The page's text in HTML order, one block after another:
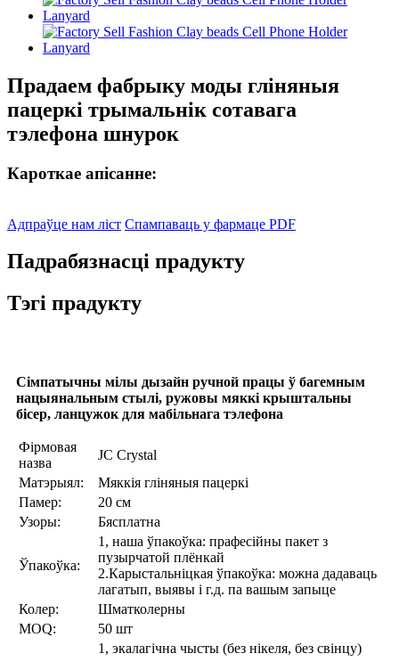
Прадаем фабрыку моды гліняныя
пацеркі трымальнік сотавага
тэлефона шнурок
Кароткае апісанне:
Адпраўце нам ліст Спампаваць у фармаце PDF
Падрабязнасці прадукту
Тэгі прадукту
Сімпатычны мілы дызайн ручной працы ў багемным
нацыянальным стылі, ружовы мяккі крыштальны
бісер, ланцужок для мабільнага тэлефона
Фірмовая
назва
JC Crystal
Матэрыял:
Мяккія гліняныя пацеркі
Памер:
20 см
Узоры:
Бясплатна
Ўпакоўка:
1, наша ўпакоўка: прафесійны пакет з
пузырчатой ​​плёнкай
2.Карыстальніцкая ўпакоўка: можна дадаваць
лагатып, выявы і г.д. па вашым запыце
Колер:
Шматколерны
MOQ:
50 шт
1, экалагічна чысты (без нікеля, без свінцу)